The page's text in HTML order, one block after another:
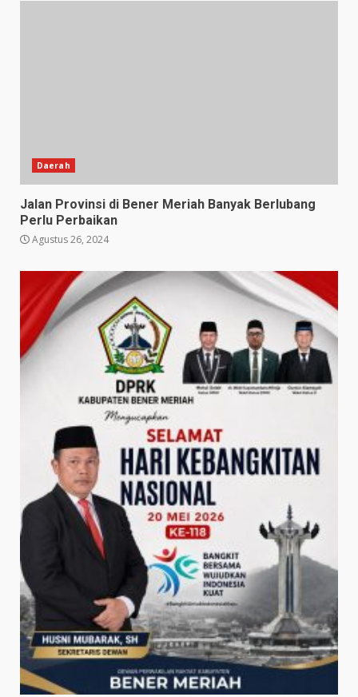
Daerah
Jalan Provinsi di Bener Meriah Banyak Berlubang
Perlu Perbaikan
Agustus 26, 2024